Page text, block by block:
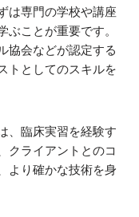
は専門の学校や講座
ことが重要です。
協会などが認定する
トとしてのスキルを
、臨床実習を経験す
クライアントとのコ
より確かな技術を身